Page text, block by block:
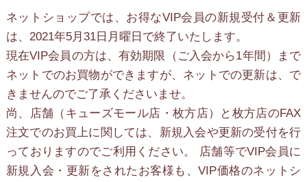
ネットショップでは、お得なVIP会員の新規受付＆更新
は、2021年5月31日月曜日で終了いたします。
現在VIP会員の方は、有効期限（ご入会から1年間）まで
ネットでのお買物ができますが、ネットでの更新は、で
きませんのでご了承くださいませ。
尚、店舗（キューズモール店・枚方店）と枚方店のFAX
注文でのお買上に関しては、新規入会や更新の受付を行
っておりますのでご利用ください。 店舗等でVIP会員に
新規入会・更新をされたお客様も、VIP価格のネットシ